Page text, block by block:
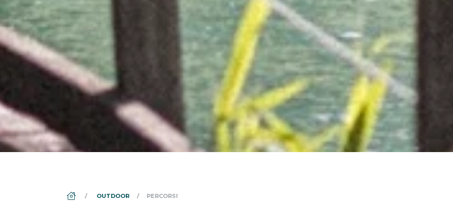
DS_BREADCRUMB.HOME
OUTDOOR PERCORSI